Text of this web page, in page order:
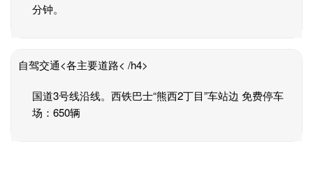
分钟。
自驾交通<各主要道路< /h4>
国道3号线沿线。西铁巴士“熊西2丁目”车站边 免费停车
场：650辆